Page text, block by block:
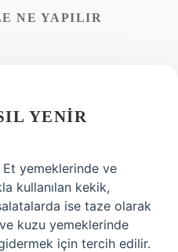
NE YAPILIR
YENIR
yemeklerinde ve
kullanılan kekik,
ise taze olarak
kuzu yemeklerinde
için tercih edilir.